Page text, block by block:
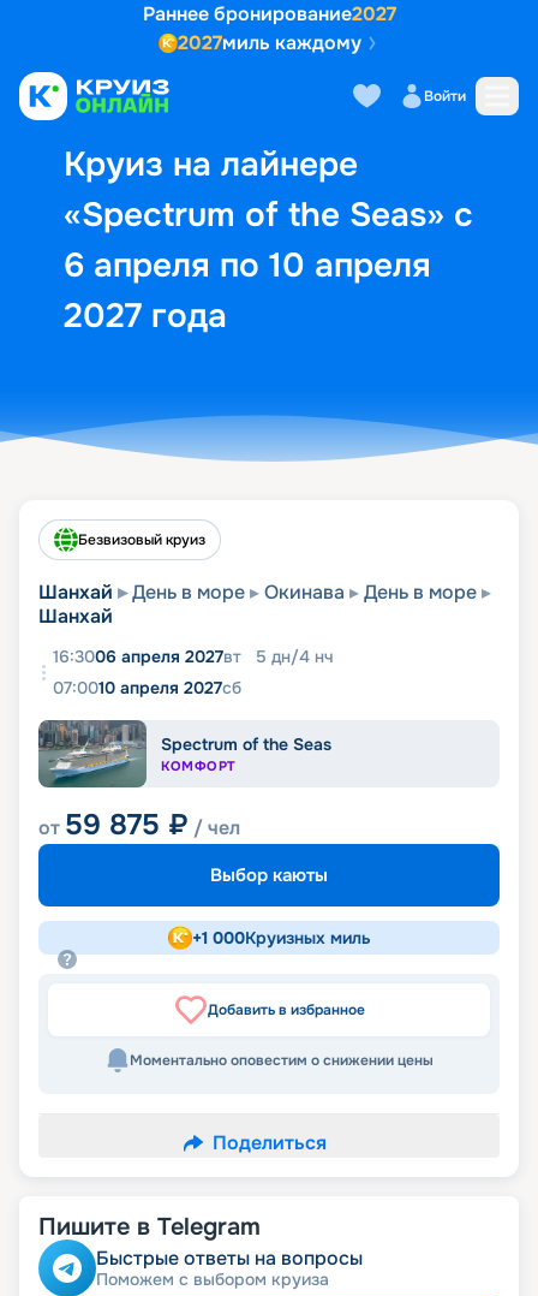
Раннее бронирование2027
2027миль каждому
Войти
Круиз на лайнере
«Spectrum of the Seas» с
6 апреля по 10 апреля
2027 года
Выбор кают Маршрут и
Безвизовый круиз
Шанхай День в море Окинава
День в море
Шанхай
16:3006 апреля 2027вт 5 дн/4 нч
07:0010 апреля 2027сб
Spectrum of the Seas
КОМФОРТ
от 59 875 ₽ / чел
Выбор каюты
+1 000Круизных миль
Добавить в избранное
Моментально оповестим о снижении цены
Поделиться
Пишите в Telegram
Быстрые ответы на вопросы
Поможем с выбором круиза